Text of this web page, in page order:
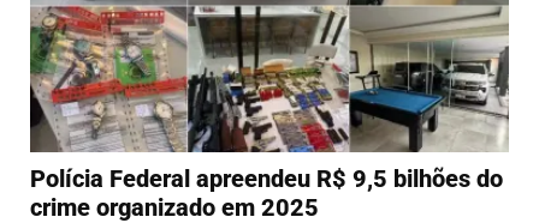
Polícia Federal apreendeu R$ 9,5 bilhões do
crime organizado em 2025